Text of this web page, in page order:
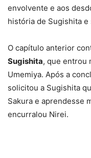
envolvente e aos
história de Sugishita
O capítulo anterior
Sugishita, que entrou
Umemiya. Após a
solicitou a Sugishita
Sakura e aprendesse
encurralou Nirei.